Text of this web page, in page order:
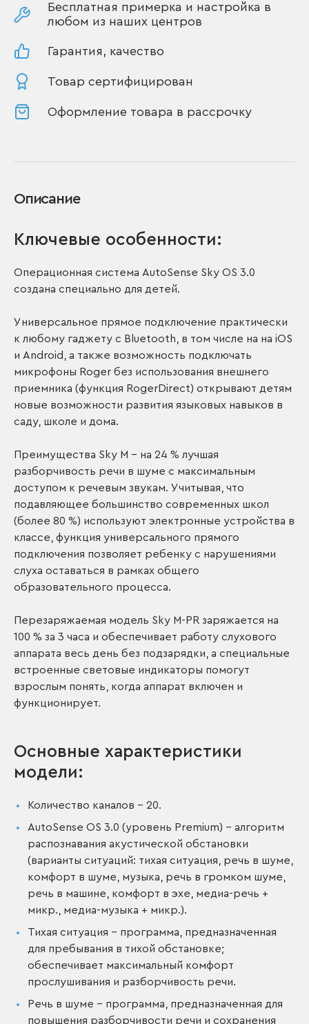
Бесплатная примерка и настройка в
любом из наших центров
Гарантия, качество
Товар сертифицирован
Оформление товара в рассрочку
Описание
Ключевые особенности:
Операционная система AutoSense Sky OS 3.0
создана специально для детей.
Универсальное прямое подключение практически
к любому гаджету с Bluetooth, в том числе на на iOS
и Android, а также возможность подключать
микрофоны Roger без использования внешнего
приемника (функция RogerDirect) открывают детям
новые возможности развития языковых навыков в
саду, школе и дома.
Преимущества Sky M – на 24 % лучшая
разборчивость речи в шуме с максимальным
доступом к речевым звукам. Учитывая, что
подавляющее большинство современных школ
(более 80 %) используют электронные устройства в
классе, функция универсального прямого
подключения позволяет ребенку с нарушениями
слуха оставаться в рамках общего
образовательного процесса.
Перезаряжаемая модель Sky M-PR заряжается на
100 % за 3 часа и обеспечивает работу слухового
аппарата весь день без подзарядки, а специальные
встроенные световые индикаторы помогут
взрослым понять, когда аппарат включен и
функционирует.
Основные характеристики
модели:
Количество каналов – 20.
AutoSense OS 3.0 (уровень Premium) – алгоритм
распознавания акустической обстановки
(варианты ситуаций: тихая ситуация, речь в шуме,
комфорт в шуме, музыка, речь в громком шуме,
речь в машине, комфорт в эхе, медиа-речь +
микр., медиа-музыка + микр.).
Тихая ситуация – программа, предназначенная
для пребывания в тихой обстановке;
обеспечивает максимальный комфорт
прослушивания и разборчивость речи.
Речь в шуме – программа, предназначенная для
повышения разборчивости речи и сохранения